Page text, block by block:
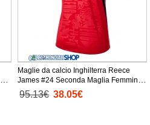
Maglie da calcio Inghilterra Reece
James #24 Seconda Maglia Femminile
Mondiali 2026 Manica Corta
95.13€ 38.05€